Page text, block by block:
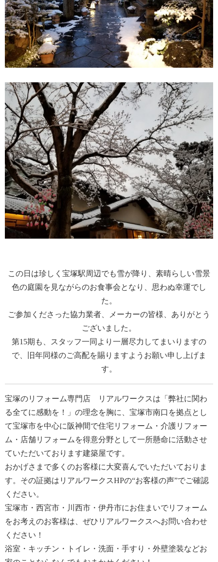
この日は珍しく宝塚駅周辺でも雪が降り、素晴らしい雪景
色の庭園を見ながらのお食事会となり、思わぬ幸運でし
た。
ご参加くださった協力業者、メーカーの皆様、ありがとう
ございました。
第15期も、スタッフ一同より一層尽力してまいりますの
で、旧年同様のご高配を賜りますようお願い申し上げま
す。
宝塚のリフォーム専門店 リアルワークスは「弊社に関わ
る全てに感動を！」の理念を胸に、宝塚市南口を拠点とし
て宝塚市を中心に阪神間で住宅リフォーム・介護リフォー
ム・店舗リフォームを得意分野として一所懸命に活動させ
ていただいております建築屋です。
おかげさまで多くのお客様に大変喜んでいただいておりま
す。その証拠はリアルワークスHPの“お客様の声”でご確認
ください。
宝塚市・西宮市・川西市・伊丹市にお住まいでリフォーム
をお考えのお客様は、ぜひリアルワークスへお問い合わせ
ください！
浴室・キッチン・トイレ・洗面・手すり・外壁塗装などお